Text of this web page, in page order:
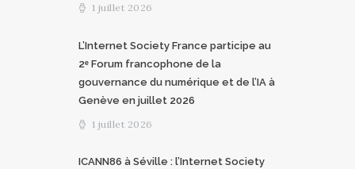
1 juillet 2026
L’Internet Society France participe au
2ᵉ Forum francophone de la
gouvernance du numérique et de l’IA à
Genève en juillet 2026
1 juillet 2026
ICANN86 à Séville : l’Internet Society